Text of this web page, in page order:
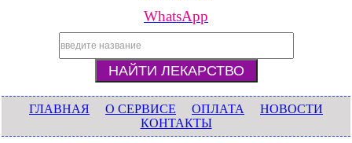
WhatsApp
ГЛАВНАЯ О СЕРВИСЕ ОПЛАТА
НОВОСТИ
КОНТАКТЫ